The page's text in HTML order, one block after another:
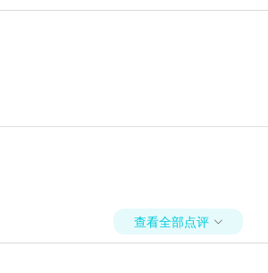
查看全部点评 